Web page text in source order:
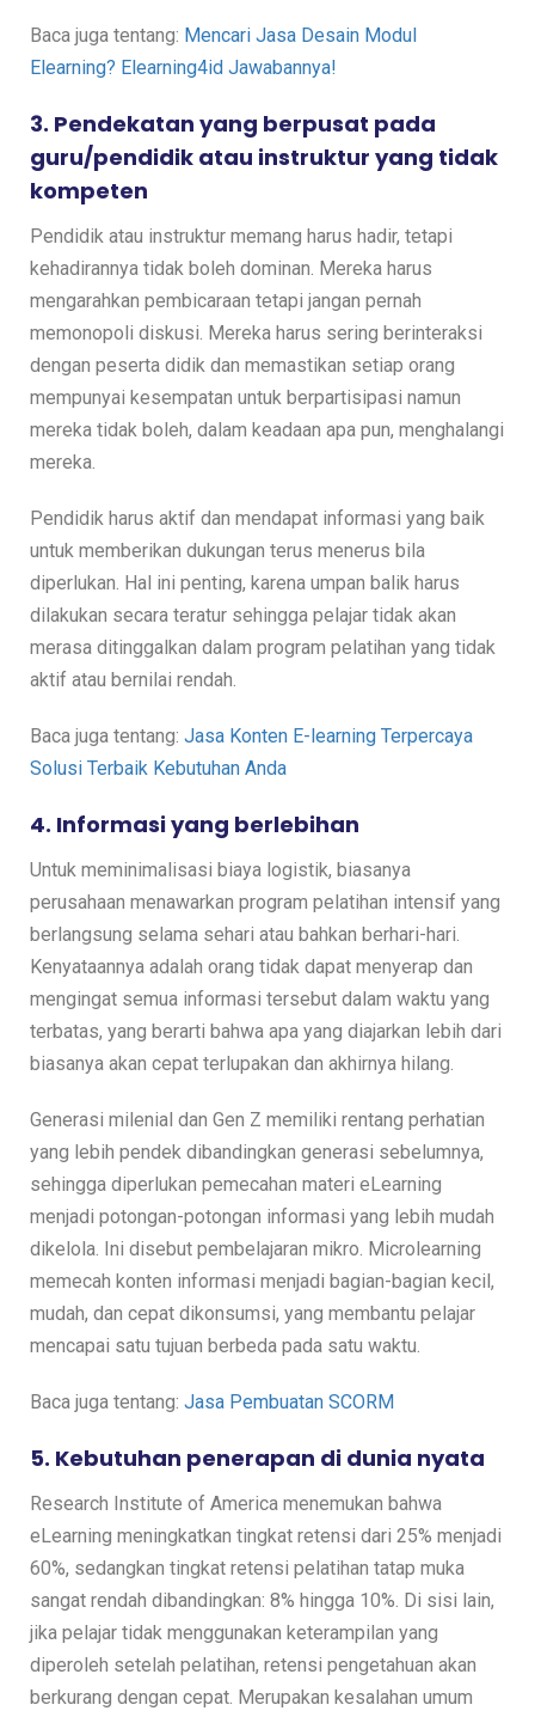
Baca juga tentang: Mencari Jasa Desain Modul
Elearning? Elearning4id Jawabannya!
3. Pendekatan yang berpusat pada
guru/pendidik atau instruktur yang tidak
kompeten
Pendidik atau instruktur memang harus hadir, tetapi
kehadirannya tidak boleh dominan. Mereka harus
mengarahkan pembicaraan tetapi jangan pernah
memonopoli diskusi. Mereka harus sering berinteraksi
dengan peserta didik dan memastikan setiap orang
mempunyai kesempatan untuk berpartisipasi namun
mereka tidak boleh, dalam keadaan apa pun, menghalangi
mereka.
Pendidik harus aktif dan mendapat informasi yang baik
untuk memberikan dukungan terus menerus bila
diperlukan. Hal ini penting, karena umpan balik harus
dilakukan secara teratur sehingga pelajar tidak akan
merasa ditinggalkan dalam program pelatihan yang tidak
aktif atau bernilai rendah.
Baca juga tentang: Jasa Konten E-learning Terpercaya
Solusi Terbaik Kebutuhan Anda
4. Informasi yang berlebihan
Untuk meminimalisasi biaya logistik, biasanya
perusahaan menawarkan program pelatihan intensif yang
berlangsung selama sehari atau bahkan berhari-hari.
Kenyataannya adalah orang tidak dapat menyerap dan
mengingat semua informasi tersebut dalam waktu yang
terbatas, yang berarti bahwa apa yang diajarkan lebih dari
biasanya akan cepat terlupakan dan akhirnya hilang.
Generasi milenial dan Gen Z memiliki rentang perhatian
yang lebih pendek dibandingkan generasi sebelumnya,
sehingga diperlukan pemecahan materi eLearning
menjadi potongan-potongan informasi yang lebih mudah
dikelola. Ini disebut pembelajaran mikro. Microlearning
memecah konten informasi menjadi bagian-bagian kecil,
mudah, dan cepat dikonsumsi, yang membantu pelajar
mencapai satu tujuan berbeda pada satu waktu.
Baca juga tentang: Jasa Pembuatan SCORM
5. Kebutuhan penerapan di dunia nyata
Research Institute of America menemukan bahwa
eLearning meningkatkan tingkat retensi dari 25% menjadi
60%, sedangkan tingkat retensi pelatihan tatap muka
sangat rendah dibandingkan: 8% hingga 10%. Di sisi lain,
jika pelajar tidak menggunakan keterampilan yang
diperoleh setelah pelatihan, retensi pengetahuan akan
berkurang dengan cepat. Merupakan kesalahan umum